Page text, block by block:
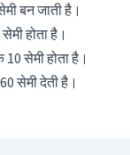
बन जाती है।
होता है।
सेमी होता है।
सेमी देती है।